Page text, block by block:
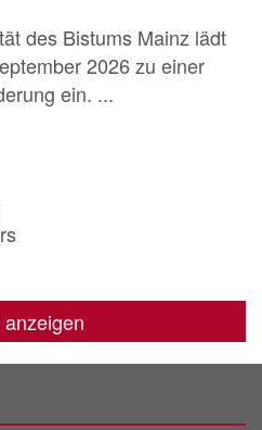
des Bistums Mainz lädt
2026 zu einer
ein. ...